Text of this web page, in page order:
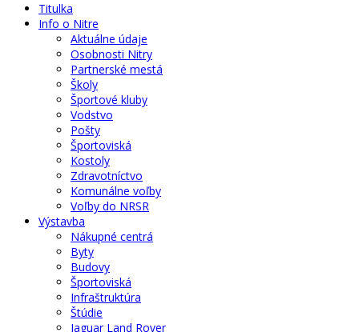
Titulka
Info o Nitre
Aktuálne údaje
Osobnosti Nitry
Partnerské mestá
Školy
Športové kluby
Vodstvo
Pošty
Športoviská
Kostoly
Zdravotníctvo
Komunálne voľby
Voľby do NRSR
Výstavba
Nákupné centrá
Byty
Budovy
Športoviská
Infraštruktúra
Štúdie
Jaguar Land Rover